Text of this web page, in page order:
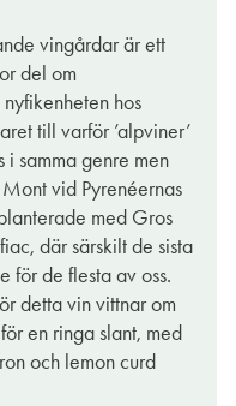
vingårdar är ett
del om
hos
till varför ’alpviner’
i samma genre men
vid Pyrenéernas
med Gros
där särskilt de sista
för de flesta av oss.
detta vin vittnar om
en ringa slant, med
och lemon curd